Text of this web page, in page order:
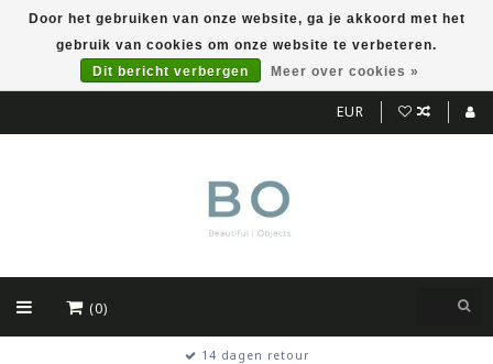
EUR
(0)
14 dagen retour
Door het gebruiken van onze website, ga je akkoord met het
gebruik van cookies om onze website te verbeteren.
Dit bericht verbergen
Meer over cookies »